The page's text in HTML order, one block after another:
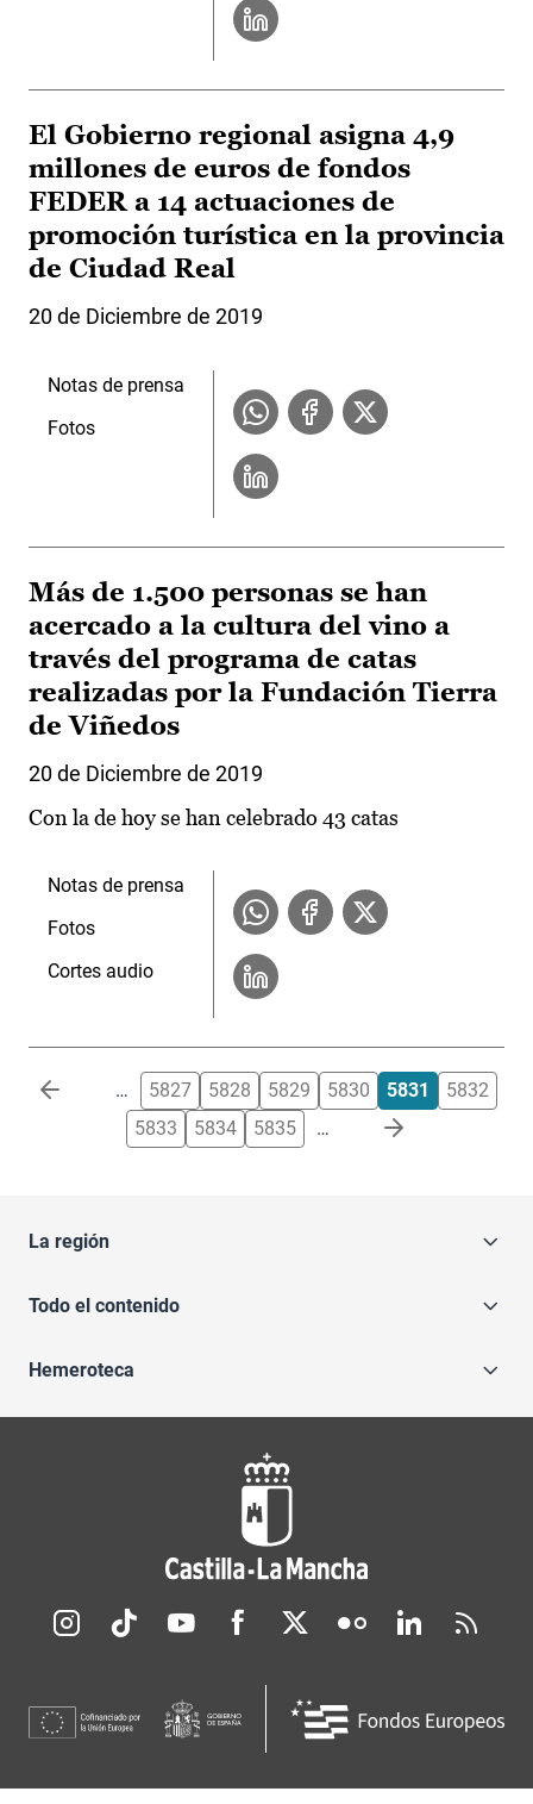
El Gobierno regional asigna 4,9
millones de euros de fondos
FEDER a 14 actuaciones de
promoción turística en la provincia
de Ciudad Real
20 de Diciembre de 2019
Notas de prensa
Fotos
Más de 1.500 personas se han
acercado a la cultura del vino a
través del programa de catas
realizadas por la Fundación Tierra
de Viñedos
20 de Diciembre de 2019
Con la de hoy se han celebrado 43 catas
Notas de prensa
Fotos
Cortes audio
Paginación … 5827 5828 5829 5830 5831
5832
5833
5834 5835 …
La región
Todo el contenido
Hemeroteca
Redes sociales JCCM